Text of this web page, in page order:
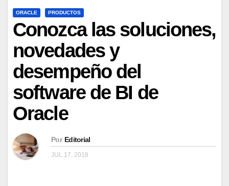
ORACLE PRODUCTOS
Conozca las soluciones,
novedades y
desempeño del
software de BI de
Oracle
Por Editorial
JUL 17, 2018